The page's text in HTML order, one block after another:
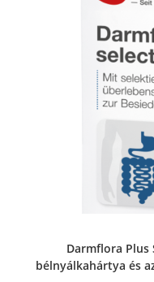
Darmflora
bélnyálkahártya és